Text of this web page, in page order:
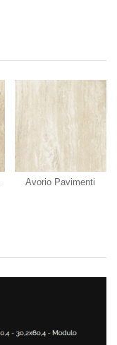
Avorio Pavimenti